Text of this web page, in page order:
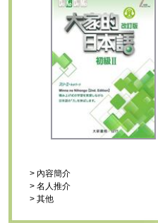
> 內容簡介
> 名人推介
> 其他